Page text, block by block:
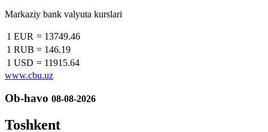
Markaziy bank valyuta kurslari
1 EUR = 13749.46
1 RUB = 146.19
1 USD = 11915.64
www.cbu.uz
Ob-havo 08-08-2026
Toshkent